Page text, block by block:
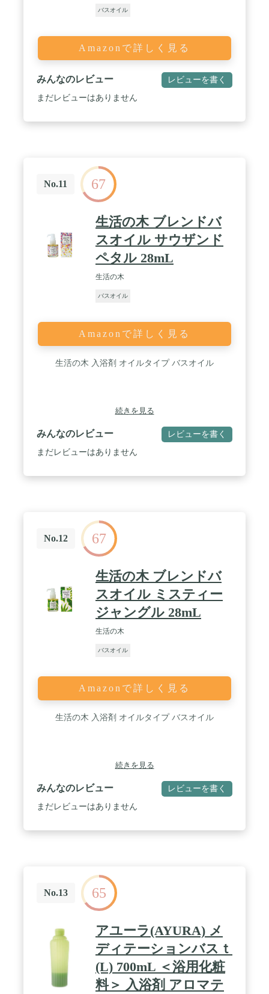
バスオイル
Amazonで詳しく見る
みんなのレビュー レビューを書く
まだレビューはありません
No.11 67
生活の木 ブレンドバ
スオイル サウザンド
ペタル 28mL
生活の木
バスオイル
Amazonで詳しく見る
生活の木 入浴剤 オイルタイプ バスオイル
続きを見る
みんなのレビュー レビューを書く
まだレビューはありません
No.12 67
生活の木 ブレンドバ
スオイル ミスティー
ジャングル 28mL
生活の木
バスオイル
Amazonで詳しく見る
生活の木 入浴剤 オイルタイプ バスオイル
続きを見る
みんなのレビュー レビューを書く
まだレビューはありません
No.13 65
アユーラ(AYURA) メ
ディテーションバスｔ
(L) 700mL ＜浴用化粧
料＞ 入浴剤 アロマテ